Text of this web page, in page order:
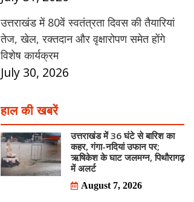
उत्तराखंड में 80वें स्वतंत्रता दिवस की तैयारियां
तेज, खेल, रक्तदान और वृक्षारोपण समेत होंगे
विशेष कार्यक्रम
July 30, 2026
हाल की खबरें
उत्तराखंड में 36 घंटे से बारिश का
कहर, गंगा-नदियां उफान पर;
ऋषिकेश के घाट जलमग्न, पिथौरागढ़
में अलर्ट
August 7, 2026